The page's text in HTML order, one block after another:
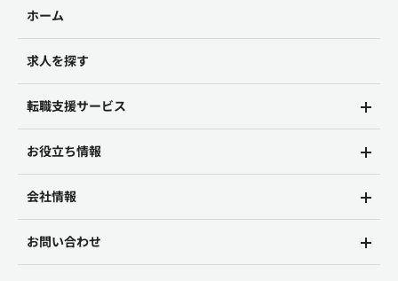
ホーム
求人を探す
転職支援サービス
お役立ち情報
会社情報
お問い合わせ